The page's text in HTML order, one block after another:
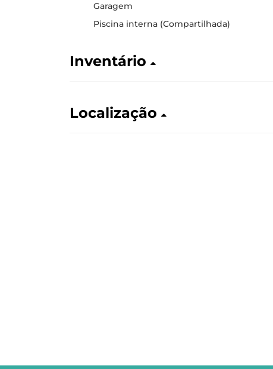
Garagem
Piscina interna (Compartilhada)
Inventário
Localização